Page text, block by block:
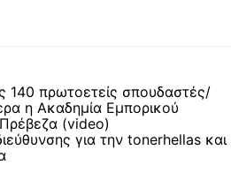
140 πρωτοετείς σπουδαστές/
η Ακαδημία Εμπορικού
(video)
για την tonerhellas και